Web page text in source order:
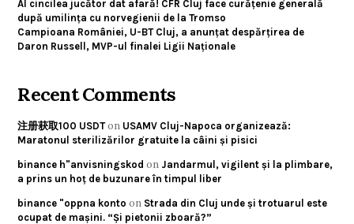
Al cincilea jucător dat afară! CFR Cluj face curățenie generală
după umilința cu norvegienii de la Tromso
Campioana României, U-BT Cluj, a anunțat despărțirea de
Daron Russell, MVP-ul finalei Ligii Naționale
Recent Comments
注册获取100 USDTon USAMV Cluj-Napoca organizează:
Maratonul sterilizărilor gratuite la câini și pisici
binance h"anvisningskod on Jandarmul, vigilent și la plimbare,
a prins un hoț de buzunare în timpul liber
binance "oppna konto on Strada din Cluj unde și trotuarul este
ocupat de mașini. “Și pietonii zboară?”